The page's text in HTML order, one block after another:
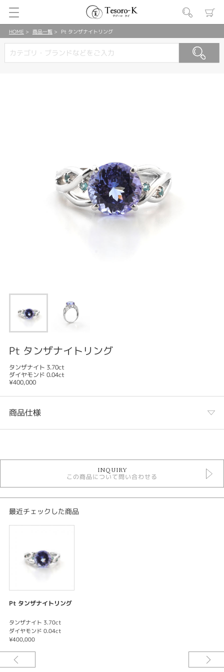
HOME 商品一覧 Pt タンザナイトリング
Pt タンザナイトリング
タンザナイト 3.70ct
ダイヤモンド 0.04ct
¥400,000
商品仕様
タンザナイト リング
色石リング
紹介文
INQUIRY
この商品について問い合わせる
最近チェックした商品
Pt タンザナイトリング
タンザナイト 3.70ct
ダイヤモンド 0.04ct
¥400,000